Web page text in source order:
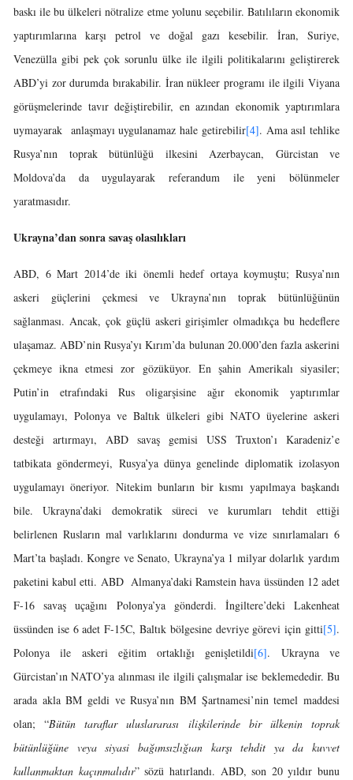
baskı ile bu ülkeleri nötralize etme yolunu seçebilir. Batılıların ekonomik
yaptırımlarına karşı petrol ve doğal gazı kesebilir. İran, Suriye,
Venezülla gibi pek çok sorunlu ülke ile ilgili politikalarını geliştirerek
ABD’yi zor durumda bırakabilir. İran nükleer programı ile ilgili Viyana
görüşmelerinde tavır değiştirebilir, en azından ekonomik yaptırımlara
uymayarak anlaşmayı uygulanamaz hale getirebilir[4]. Ama asıl tehlike
Rusya’nın toprak bütünlüğü ilkesini Azerbaycan, Gürcistan ve
Moldova’da da uygulayarak referandum ile yeni bölünmeler
yaratmasıdır.
Ukrayna’dan sonra savaş olasılıkları
ABD, 6 Mart 2014’de iki önemli hedef ortaya koymuştu; Rusya’nın
askeri güçlerini çekmesi ve Ukrayna’nın toprak bütünlüğünün
sağlanması. Ancak, çok güçlü askeri girişimler olmadıkça bu hedeflere
ulaşamaz. ABD’nin Rusya’yı Kırım’da bulunan 20.000’den fazla askerini
çekmeye ikna etmesi zor gözüküyor. En şahin Amerikalı siyasiler;
Putin’in etrafındaki Rus oligarşisine ağır ekonomik yaptırımlar
uygulamayı, Polonya ve Baltık ülkeleri gibi NATO üyelerine askeri
desteği artırmayı, ABD savaş gemisi USS Truxton’ı Karadeniz’e
tatbikata göndermeyi, Rusya’ya dünya genelinde diplomatik izolasyon
uygulamayı öneriyor. Nitekim bunların bir kısmı yapılmaya başkandı
bile. Ukrayna’daki demokratik süreci ve kurumları tehdit ettiği
belirlenen Rusların mal varlıklarını dondurma ve vize sınırlamaları 6
Mart’ta başladı. Kongre ve Senato, Ukrayna’ya 1 milyar dolarlık yardım
paketini kabul etti. ABD Almanya’daki Ramstein hava üssünden 12 adet
F-16 savaş uçağını Polonya’ya gönderdi. İngiltere’deki Lakenheat
üssünden ise 6 adet F-15C, Baltık bölgesine devriye görevi için gitti[5].
Polonya ile askeri eğitim ortaklığı genişletildi[6]. Ukrayna ve
Gürcistan’ın NATO’ya alınması ile ilgili çalışmalar ise beklemededir. Bu
arada akla BM geldi ve Rusya’nın BM Şartnamesi’nin temel maddesi
olan; “Bütün taraflar uluslararası ilişkilerinde bir ülkenin toprak
bütünlüğüne veya siyasi bağımsızlığıan karşı tehdit ya da kuvvet
kullanmaktan kaçınmalıdır” sözü hatırlandı. ABD, son 20 yıldır bunu